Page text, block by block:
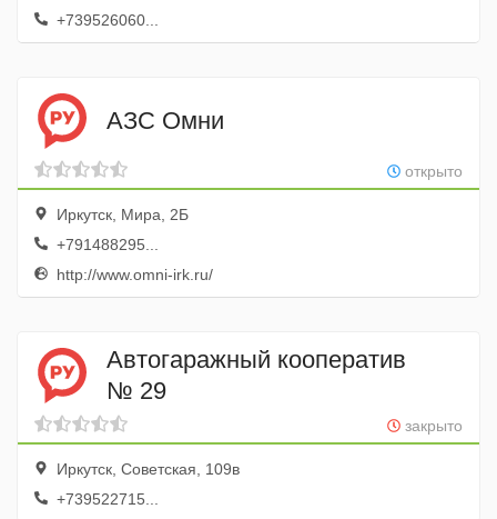
+739526060...
АЗС Омни
открыто
Иркутск, Мира, 2Б
+791488295...
http://www.omni-irk.ru/
Автогаражный кооператив
№ 29
закрыто
Иркутск, Советская, 109в
+739522715...